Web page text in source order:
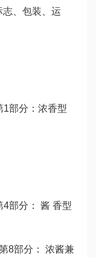
、包装、运
1部分：浓香型
部分： 酱 香型
8部分： 浓酱兼